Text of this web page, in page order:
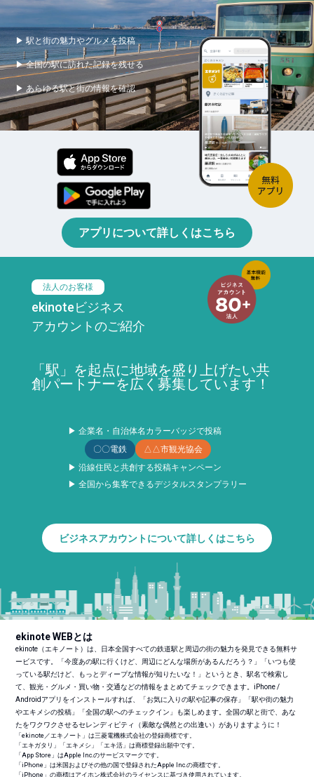
▶ 駅と街の魅力やグルメを投稿
▶ 全国の駅に訪れた記録を残せる
▶ あらゆる駅と街の情報を確認
アプリについて詳しくはこちら
法人のお客様
ekinoteビジネス
アカウントのご紹介
「駅」を起点に地域を盛り上げたい共
創パートナーを広く募集しています！
▶ 企業名・自治体名カラーバッジで投稿
〇〇電鉄
△△市観光協会
▶ 沿線住民と共創する投稿キャンペーン
▶ 全国から集客できるデジタルスタンプラリー
ビジネスアカウントについて詳しくはこちら
ekinote WEBとは
ekinote（エキノート）は、日本全国すべての鉄道駅と周辺の街の魅力を発見できる無料サ
ービスです。「今度あの駅に行くけど、周辺にどんな場所があるんだろう？」「いつも使
っている駅だけど、もっとディープな情報が知りたいな！」というとき、駅名で検索し
て、観光・グルメ・買い物・交通などの情報をまとめてチェックできます。iPhone /
Androidアプリをインストールすれば、「お気に入りの駅や記事の保存」「駅や街の魅力
やエキメシの投稿」「全国の駅へのチェックイン」も楽しめます。全国の駅と街で、あな
たをワクワクさせるセレンディピティ（素敵な偶然との出逢い）がありますように！
「ekinote／エキノート」は三菱電機株式会社の登録商標です。
「エキガタリ」「エキメシ」「エキ活」は商標登録出願中です。
「App Store」はApple Inc.のサービスマークです。
「iPhone」は米国およびその他の国で登録されたApple Inc.の商標です。
「iPhone」の商標はアイホン株式会社のライセンスに基づき使用されています。